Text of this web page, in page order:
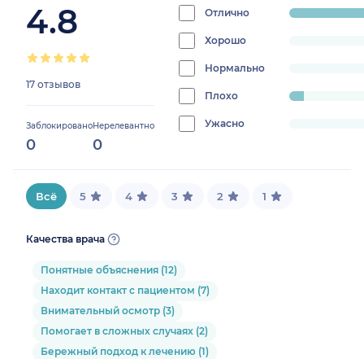
4.8
17 отзывов
Заблокировано
0
Нерелевантно
0
Отлично
progress:
Хорошо
0%
Нормально
0%
Плохо
5.88235294117647%
Ужасно
progress:
Всё 5 4 3 2 1
Качества врача
Понятные объяснения (12)
Находит контакт с пациентом (7)
Внимательный осмотр (3)
Помогает в сложных случаях (2)
Бережный подход к лечению (1)